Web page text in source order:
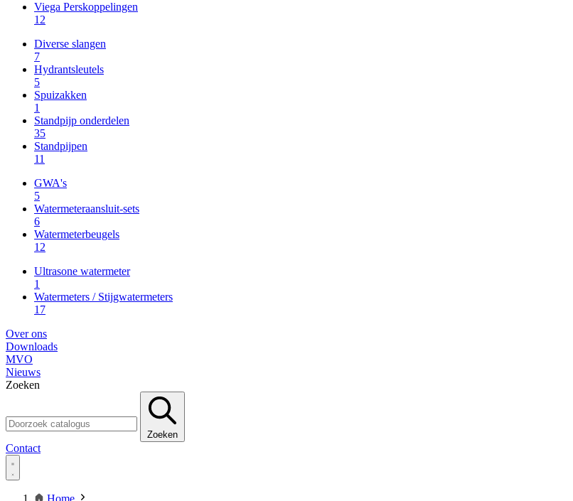
Viega Perskoppelingen
12
Diverse slangen
7
Hydrantsleutels
5
Spuizakken
1
Standpijp onderdelen
35
Standpijpen
11
GWA's
5
Watermeteraansluit-sets
6
Watermeterbeugels
12
Ultrasone watermeter
1
Watermeters / Stijgwatermeters
17
Over ons
Downloads
MVO
Nieuws
Zoeken
Zoeken
Contact
Home